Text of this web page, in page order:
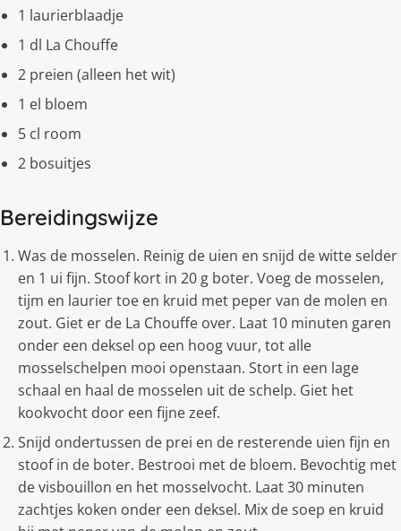
1 laurierblaadje
1 dl La Chouffe
2 preien (alleen het wit)
1 el bloem
5 cl room
2 bosuitjes
Bereidingswijze
Was de mosselen. Reinig de uien en snijd de witte selder
en 1 ui fijn. Stoof kort in 20 g boter. Voeg de mosselen,
tijm en laurier toe en kruid met peper van de molen en
zout. Giet er de La Chouffe over. Laat 10 minuten garen
onder een deksel op een hoog vuur, tot alle
mosselschelpen mooi openstaan. Stort in een lage
schaal en haal de mosselen uit de schelp. Giet het
kookvocht door een fijne zeef.
Snijd ondertussen de prei en de resterende uien fijn en
stoof in de boter. Bestrooi met de bloem. Bevochtig met
de visbouillon en het mosselvocht. Laat 30 minuten
zachtjes koken onder een deksel. Mix de soep en kruid